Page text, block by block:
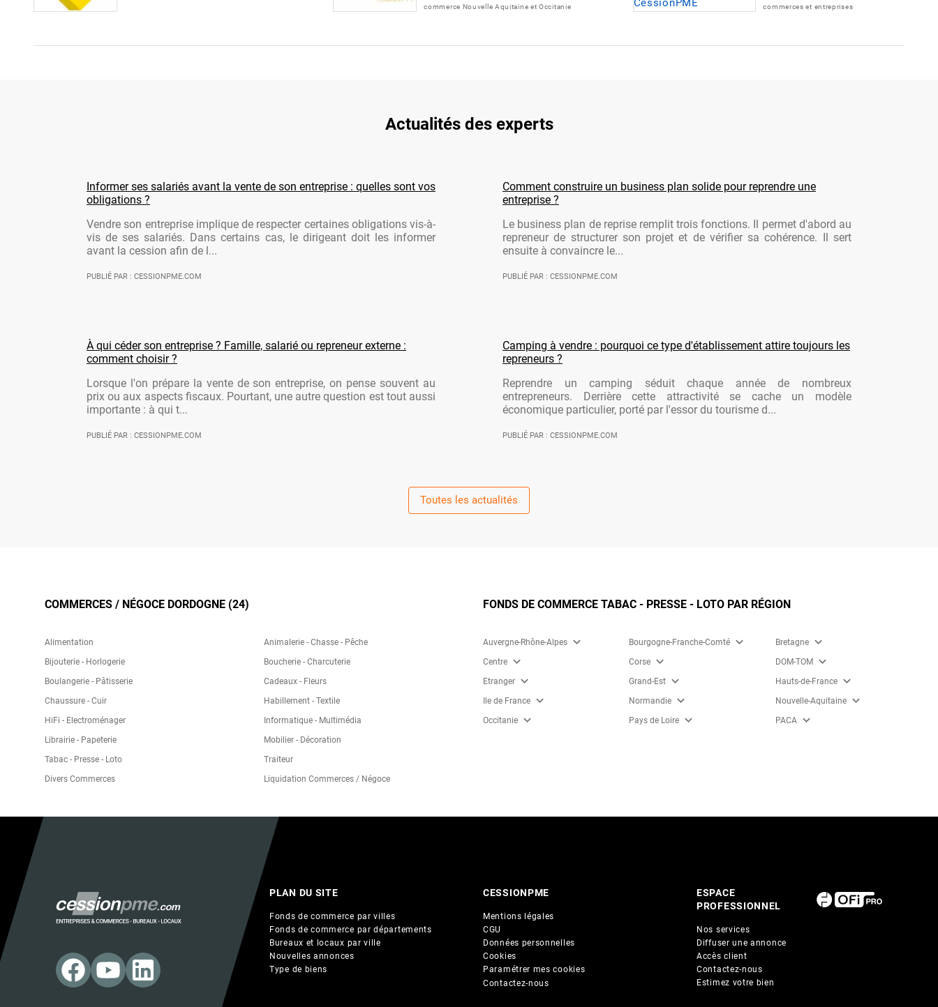
commerce Nouvelle Aquitaine et Occitanie
commerces et entreprises
Actualités des experts
Informer ses salariés avant la vente de son entreprise : quelles sont vos
obligations ?
Vendre son entreprise implique de respecter certaines obligations vis-à-
vis de ses salariés. Dans certains cas, le dirigeant doit les informer
avant la cession afin de l...
PUBLIÉ PAR : CESSIONPME.COM
Comment construire un business plan solide pour reprendre une
entreprise ?
Le business plan de reprise remplit trois fonctions. Il permet d'abord au
repreneur de structurer son projet et de vérifier sa cohérence. Il sert
ensuite à convaincre le...
PUBLIÉ PAR : CESSIONPME.COM
À qui céder son entreprise ? Famille, salarié ou repreneur externe :
comment choisir ?
Lorsque l'on prépare la vente de son entreprise, on pense souvent au
prix ou aux aspects fiscaux. Pourtant, une autre question est tout aussi
importante : à qui t...
PUBLIÉ PAR : CESSIONPME.COM
Camping à vendre : pourquoi ce type d'établissement attire toujours les
repreneurs ?
Reprendre un camping séduit chaque année de nombreux
entrepreneurs. Derrière cette attractivité se cache un modèle
économique particulier, porté par l'essor du tourisme d...
PUBLIÉ PAR : CESSIONPME.COM
Toutes les actualités
COMMERCES / NÉGOCE DORDOGNE (24)
Alimentation
Animalerie - Chasse - Pêche
Bijouterie - Horlogerie
Boucherie - Charcuterie
Boulangerie - Pâtisserie
Cadeaux - Fleurs
Chaussure - Cuir
Habillement - Textile
HiFi - Electroménager
Informatique - Multimédia
Librairie - Papeterie
Mobilier - Décoration
Tabac - Presse - Loto
Traiteur
Divers Commerces
Liquidation Commerces / Négoce
FONDS DE COMMERCE TABAC - PRESSE - LOTO PAR RÉGION
Auvergne-Rhône-Alpes expand_more Bourgogne-Franche-Comté expand_more Bretagne expand_more
Centre expand_more Corse expand_more DOM-TOM expand_more
Etranger expand_more Grand-Est expand_more Hauts-de-France expand_more
Ile de France expand_more Normandie expand_more Nouvelle-Aquitaine expand_more
Occitanie expand_more Pays de Loire expand_more PACA expand_more
PLAN DU SITE
Fonds de commerce par villes
Fonds de commerce par départements
Bureaux et locaux par ville
Nouvelles annonces
Type de biens
CESSIONPME
Mentions légales
CGU
Données personnelles
Cookies
Paramétrer mes cookies
Contactez-nous
ESPACE
PROFESSIONNEL
Nos services
Diffuser une annonce
Accès client
Contactez-nous
Estimez votre bien